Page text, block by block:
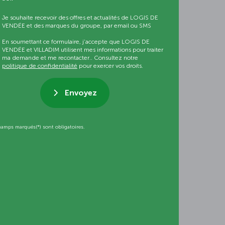
Je souhaite recevoir des offres et actualités de LOGIS DE
VENDÉE et des marques du groupe, par email ou SMS
En soumettant ce formulaire, j’accepte que LOGIS DE
VENDÉE et VILLADIM utilisent mes informations pour traiter
ma demande et me recontacter.. Consultez notre
politique de confidentialité pour exercer vos droits.
Envoyez
marqués(*) sont obligatoires.